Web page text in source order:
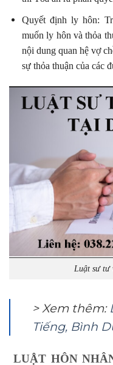
Quyết định ly hôn:
muốn ly hôn và thỏa
nội dung quan hệ vợ
sự thỏa thuận của các
Luật sư tư
> Xem thêm:
Tiếng, Bình
LUẬT HÔN